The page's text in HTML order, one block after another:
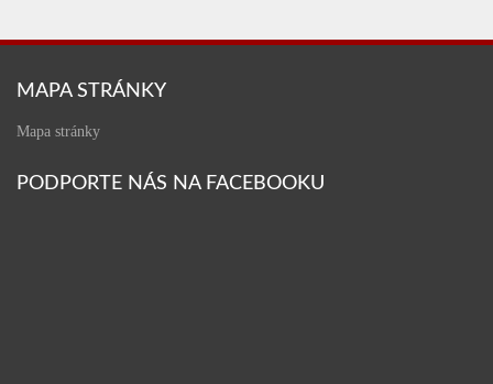
MAPA STRÁNKY
Mapa stránky
PODPORTE NÁS NA FACEBOOKU